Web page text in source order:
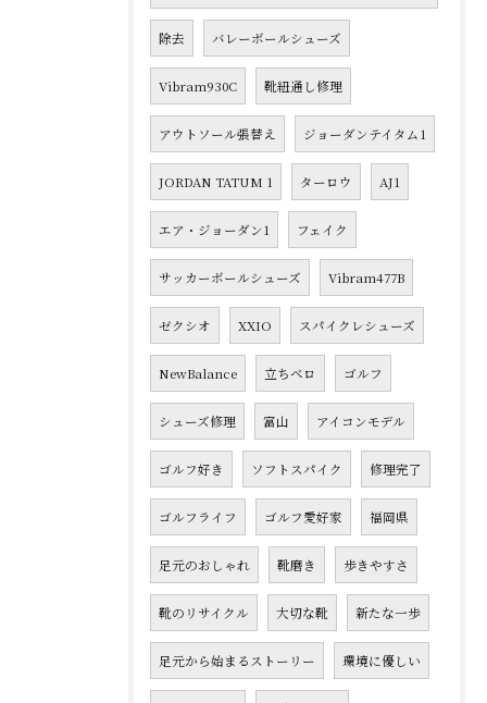
除去 バレーボールシューズ
Vibram930C 靴紐通し修理
アウトソール張替え ジョーダンテイタム1
JORDAN TATUM 1 ターロウ AJ1
エア・ジョーダン1 フェイク
サッカーボールシューズ Vibram477B
ゼクシオ XXIO スパイクレシューズ
NewBalance 立ちベロ ゴルフ
シューズ修理 富山 アイコンモデル
ゴルフ好き ソフトスパイク 修理完了
ゴルフライフ ゴルフ愛好家 福岡県
足元のおしゃれ 靴磨き 歩きやすさ
靴のリサイクル 大切な靴 新たな一歩
足元から始まるストーリー 環境に優しい